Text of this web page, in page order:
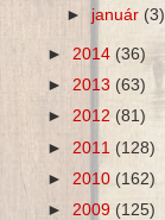
► január (3)
► 2014 (36)
► 2013 (63)
► 2012 (81)
► 2011 (128)
► 2010 (162)
► 2009 (125)